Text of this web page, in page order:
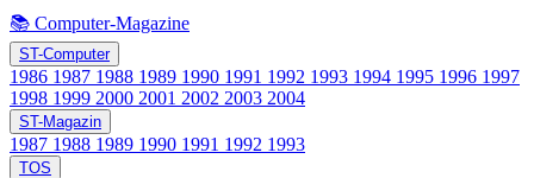
📚 Computer-Magazine
ST-Computer
1986 1987 1988 1989 1990 1991 1992 1993 1994 1995 1996 1997
1998 1999 2000 2001 2002 2003 2004
ST-Magazin
1987 1988 1989 1990 1991 1992 1993
TOS